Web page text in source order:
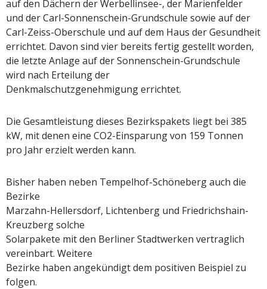
auf den Dächern der Werbellinsee-, der Marienfelder
und der Carl-Sonnenschein-Grundschule sowie auf der
Carl-Zeiss-Oberschule und auf dem Haus der Gesundheit
errichtet. Davon sind vier bereits fertig gestellt worden,
die letzte Anlage auf der Sonnenschein-Grundschule
wird nach Erteilung der
Denkmalschutzgenehmigung errichtet.
Die Gesamtleistung dieses Bezirkspakets liegt bei 385
kW, mit denen eine CO2-Einsparung von 159 Tonnen
pro Jahr erzielt werden kann.
Bisher haben neben Tempelhof-Schöneberg auch die
Bezirke
Marzahn-Hellersdorf, Lichtenberg und Friedrichshain-
Kreuzberg solche
Solarpakete mit den Berliner Stadtwerken vertraglich
vereinbart. Weitere
Bezirke haben angekündigt dem positiven Beispiel zu
folgen.